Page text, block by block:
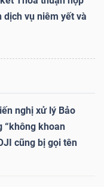
vụ niêm yết và
nghị xử lý Bảo
“không khoan
cũng bị gọi tên